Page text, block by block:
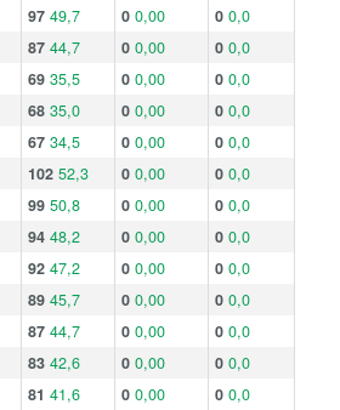
97 49,7 0 0,00 0 0,0
87 44,7 0 0,00 0 0,0
69 35,5 0 0,00 0 0,0
68 35,0 0 0,00 0 0,0
67 34,5 0 0,00 0 0,0
102 52,3 0 0,00 0 0,0
99 50,8 0 0,00 0 0,0
94 48,2 0 0,00 0 0,0
92 47,2 0 0,00 0 0,0
89 45,7 0 0,00 0 0,0
87 44,7 0 0,00 0 0,0
83 42,6 0 0,00 0 0,0
81 41,6 0 0,00 0 0,0